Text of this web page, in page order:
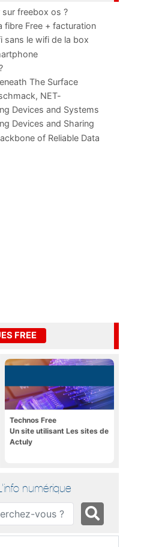
freebox os ?
fibre Free + facturation
sans le wifi de la box
The Surface
NET-
im
Devices and Systems
Devices and Sharing
of Reliable Data
FREE
Technos Free
Un site utilisant Les sites de
Actuly
numérique